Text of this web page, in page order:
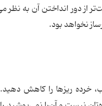
از دور انداختن آن به نظر
نخواهد بود.
خرده ریزها را کاهش